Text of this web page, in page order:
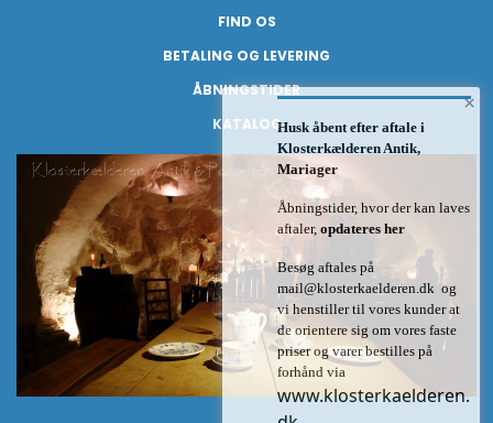
FIND OS
BETALING OG LEVERING
ÅBNINGSTIDER
KATALOG
×
Husk åbent efter aftale i
Klosterkælderen Antik,
Mariager
Åbningstider, hvor der kan laves
aftaler, opdateres her
Besøg aftales på
mail@klosterkaelderen.dk og
vi henstiller til vores kunder at
de orientere sig om vores faste
priser og varer bestilles på
forhånd via
www.klosterkaelderen.